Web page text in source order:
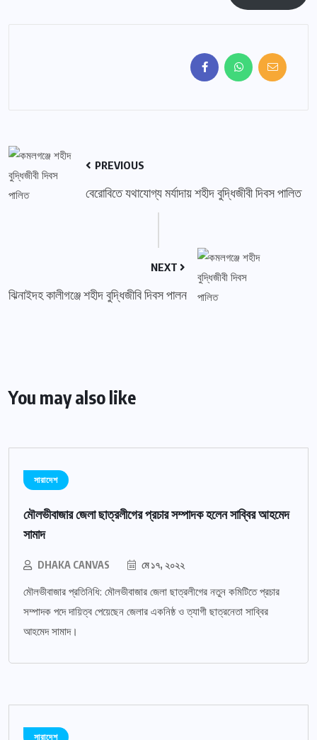
PREVIOUS
বেরোবিতে যথাযোগ্য মর্যাদায় শহীদ বুদ্ধিজীবী দিবস পালিত
NEXT
ঝিনাইদহ কালীগঞ্জে শহীদ বুদ্ধিজীবি দিবস পালন
You may also like
সারাদেশ
মৌলভীবাজার জেলা ছাত্রলীগের প্রচার সম্পাদক হলেন সাব্বির আহমেদ
সামাদ
DHAKA CANVAS মে ১৭, ২০২২
মৌলভীবাজার প্রতিনিধি: মৌলভীবাজার জেলা ছাত্রলীগের নতুন কমিটিতে প্রচার
সম্পাদক পদে দায়িত্ব পেয়েছেন জেলার একনিষ্ঠ ও ত্যাগী ছাত্রনেতা সাব্বির
আহমেদ সামাদ।
সারাদেশ